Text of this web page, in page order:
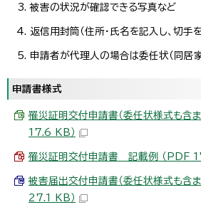
被害の状況が確認できる写真など
返信用封筒（住所・氏名を記入し、切手
申請者が代理人の場合は委任状（同居
申請書様式
罹災証明交付申請書（委任状様式も含ま
17.6 KB）
罹災証明交付申請書 記載例 （PDF
被害届出交付申請書（委任状様式も含
27.1 KB）